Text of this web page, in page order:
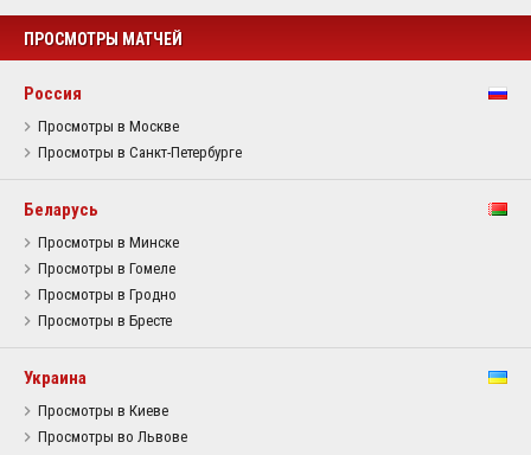
ПРОСМОТРЫ МАТЧЕЙ
Россия
Просмотры в Москве
Просмотры в Санкт-Петербурге
Беларусь
Просмотры в Минске
Просмотры в Гомеле
Просмотры в Гродно
Просмотры в Бресте
Украина
Просмотры в Киеве
Просмотры во Львове